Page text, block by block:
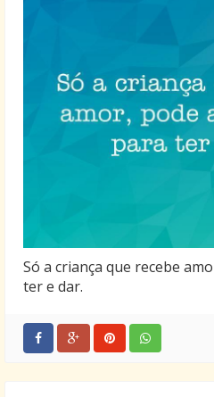
Só a criança que recebe
ter e dar.